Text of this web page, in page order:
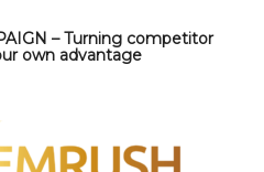
– Turning competitor
own advantage